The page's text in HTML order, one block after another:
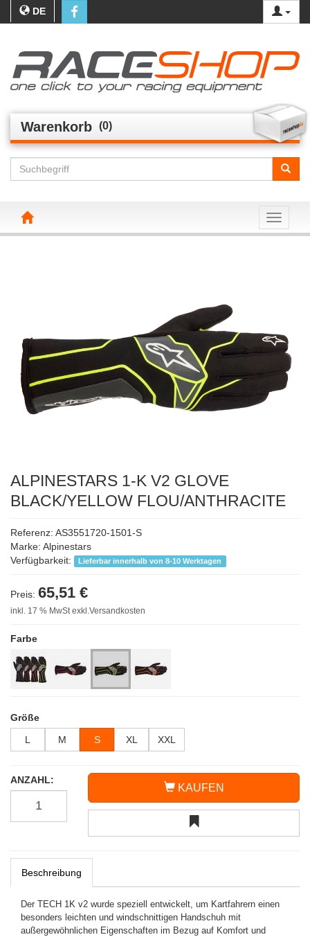
DE
Warenkorb (0)
Toggle
ALPINESTARS 1-K V2 GLOVE
BLACK/YELLOW FLOU/ANTHRACITE
Referenz: AS3551720-1501-S
Marke: Alpinestars
Verfügbarkeit:
Lieferbar innerhalb von 8-10 Werktagen
Preis: 65,51 €
inkl. 17 % MwSt exkl.Versandkosten
Farbe
Größe
L
M S XL XXL
ANZAHL:
KAUFEN
Beschreibung
Der TECH 1K v2 wurde speziell entwickelt, um Kartfahrern einen
besonders leichten und windschnittigen Handschuh mit
außergewöhnlichen Eigenschaften im Bezug auf Komfort und